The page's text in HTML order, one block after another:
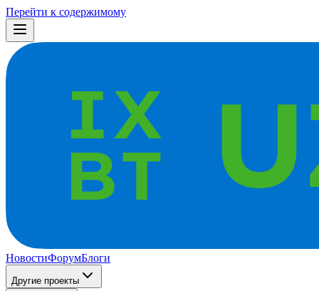
Перейти к содержимому
НовостиФорумБлоги
Другие проекты